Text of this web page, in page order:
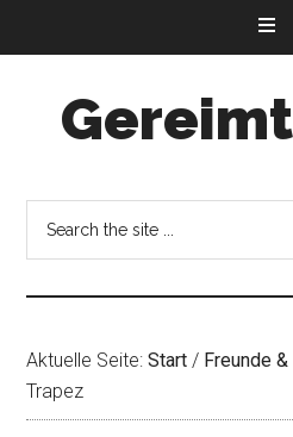
Aktuelle Seite:Start / Freunde
Trapez